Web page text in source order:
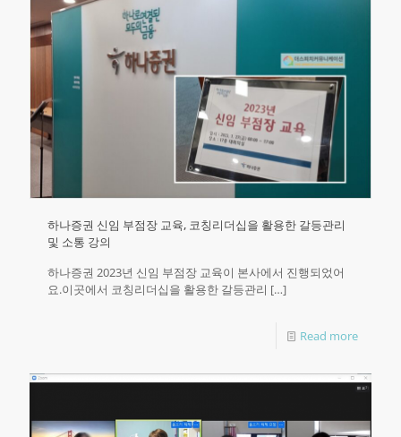
하나증권 신임 부점장 교육, 코칭리더십을 활용한 갈등관리
및 소통 강의
하나증권 2023년 신임 부점장 교육이 본사에서 진행되었어
요.이곳에서 코칭리더십을 활용한 갈등관리 […]
Read more